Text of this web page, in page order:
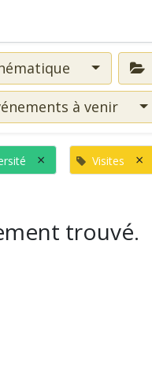
à venir
× Visites ×
trouvé.